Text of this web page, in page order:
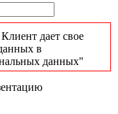
дает свое
в
данных"